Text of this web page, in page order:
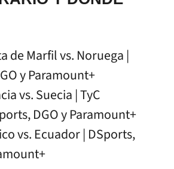
de Marfil vs. Noruega |
y Paramount+
vs. Suecia | TyC
DGO y Paramount+
vs. Ecuador | DSports,